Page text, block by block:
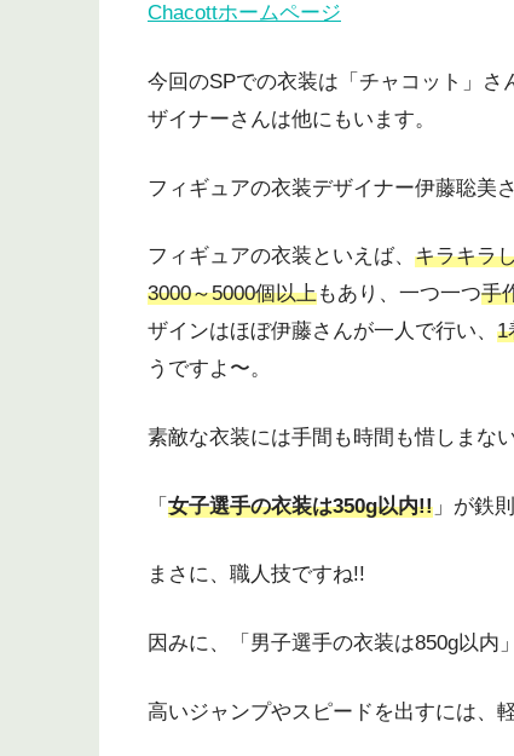
Chacottホームページ
今回のSPでの衣装は「チャコット」
ザイナーさんは他にもいます。
フィギュアの衣装デザイナー伊藤聡美さ
フィギュアの衣装といえば、 キラキラ
3000～5000個以上もあり、一つ一つ手
ザインはほぼ伊藤さんが一人で行い、 1
うですよ〜。
素敵な衣装には手間も時間も惜しまな
「 女子選手の衣装は350g以内!! 」が鉄
まさに、職人技ですね!!
因みに、「男子選手の衣装は850g以内
高いジャンプやスピードを出すには、